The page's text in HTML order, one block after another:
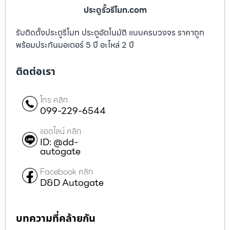
ประตูรั้วรีโมท.com
รับติดตั้งประตูรีโมท ประตูอัตโนมัติ แบบครบวงจร ราคาถูก
พร้อมประกันมอเตอร์ 5 ปี อะไหล่ 2 ปี
ติดต่อเรา
โทร คลิก
099-229-6544
แอดไลน์ คลิก
ID: @dd-
autogate
Facebook คลิก
D&D Autogate
บทความที่คล้ายกัน